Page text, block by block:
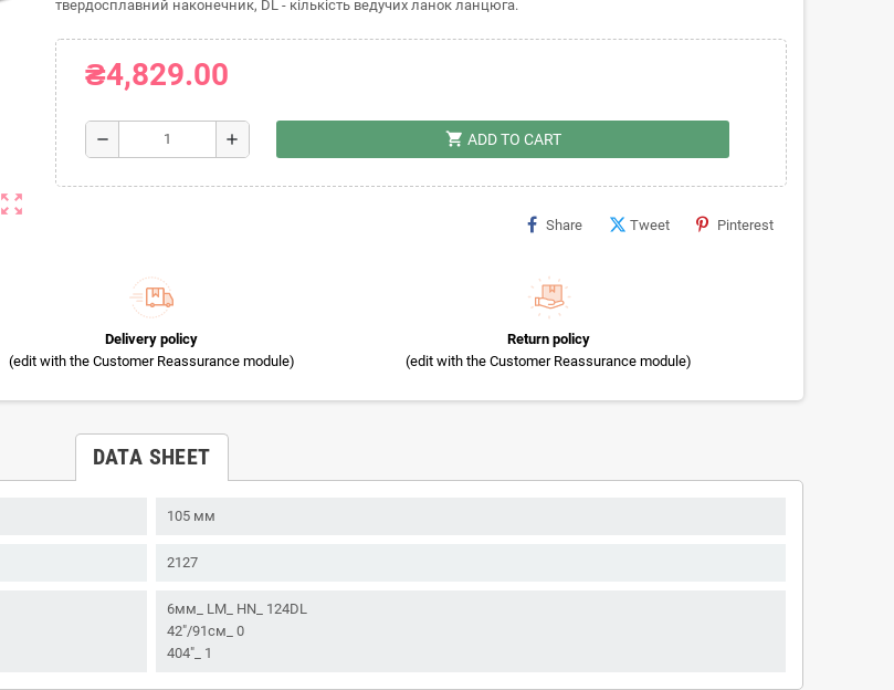
zoom_out_map
твердосплавний наконечник, DL - кількість ведучих ланок ланцюга.
₴4,829.00
remove add shopping_cart ADD TO CART
Share Tweet Pinterest
Delivery policy
(edit with the Customer Reassurance module)
Return policy
(edit with the Customer Reassurance module)
DATA SHEET
105 мм
2127
6мм_ LM_ HN_ 124DL
42"/91см_ 0
404"_ 1